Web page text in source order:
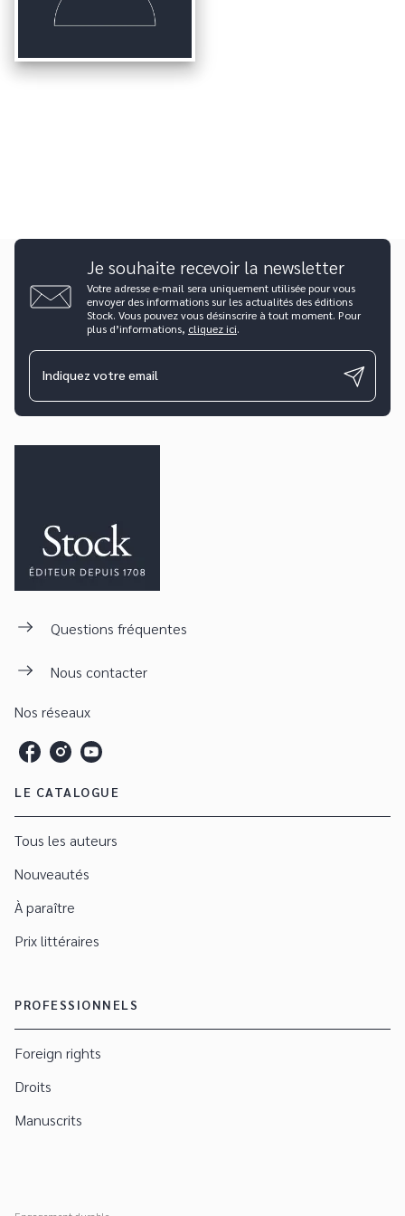
Je souhaite recevoir la newsletter
Votre adresse e-mail sera uniquement utilisée pour vous
envoyer des informations sur les actualités des éditions
Stock. Vous pouvez vous désinscrire à tout moment. Pour
plus d’informations, cliquez ici.
Indiquez votre email
Questions fréquentes
Nous contacter
Nos réseaux
LE CATALOGUE
Tous les auteurs
Nouveautés
À paraître
Prix littéraires
PROFESSIONNELS
Foreign rights
Droits
Manuscrits